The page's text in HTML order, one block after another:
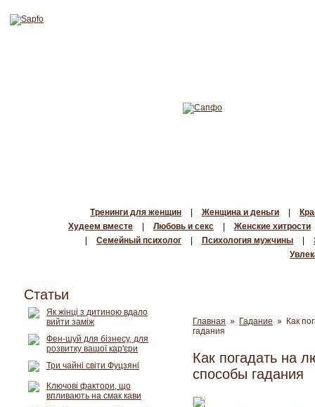
Тренинги для женщин Женщина и деньги
Худеем вместе
Любовь и секс
Женские хитрости
Семейный психолог Психология мужчины
Главная » Гадание » Как
гадания
Как погадать на
способы гадания
Статьи
Як жінці з дитиною вдало
вийти заміж
Фен-шуй для бізнесу, для
розвитку вашої кар'єри
Три чайні світи Фуцзяні
Ключові фактори, що
впливають на смак кави